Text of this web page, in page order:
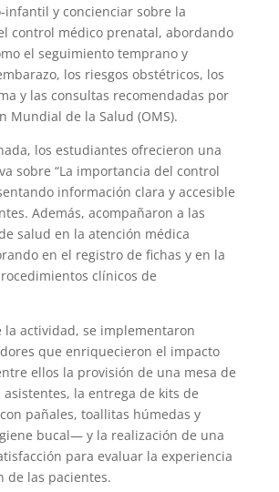
infantil y concienciar sobre la
control médico prenatal, abordando
el seguimiento temprano y
los riesgos obstétricos, los
y las consultas recomendadas por
Mundial de la Salud (OMS).
los estudiantes ofrecieron una
sobre “La importancia del control
información clara y accesible
Además, acompañaron a las
salud en la atención médica
en el registro de fichas y en la
clínicos de
la actividad, se implementaron
que enriquecieron el impacto
ellos la provisión de una mesa de
la entrega de kits de
pañales, toallitas húmedas y
bucal— y la realización de una
para evaluar la experiencia
de las pacientes.